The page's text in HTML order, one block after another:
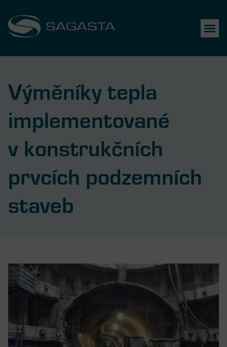
Výměníky tepla
implementované
v konstrukčních
prvcích podzemních
staveb